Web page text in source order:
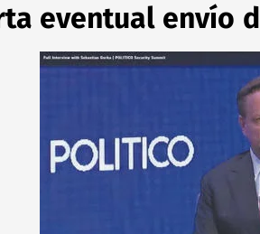
eventual envío